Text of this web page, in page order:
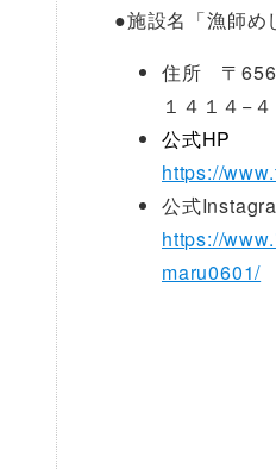
●施設名「漁師め
住所 〒
１４１４−４
公式HP
https://
公式
https://
maru0601/